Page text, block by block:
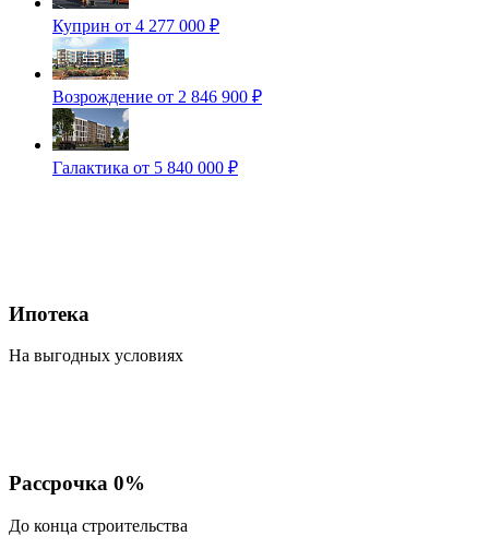
Куприн от 4 277 000 ₽
Возрождение от 2 846 900 ₽
Галактика от 5 840 000 ₽
Ипотека
На выгодных условиях
Рассрочка 0%
До конца строительства